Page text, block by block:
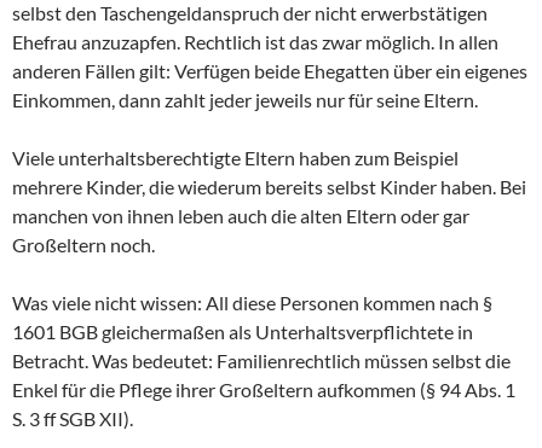
selbst den Taschengeldanspruch der nicht erwerbstätigen
Ehefrau anzuzapfen. Rechtlich ist das zwar möglich. In allen
anderen Fällen gilt: Verfügen beide Ehegatten über ein eigenes
Einkommen, dann zahlt jeder jeweils nur für seine Eltern.
Viele unterhaltsberechtigte Eltern haben zum Beispiel
mehrere Kinder, die wiederum bereits selbst Kinder haben. Bei
manchen von ihnen leben auch die alten Eltern oder gar
Großeltern noch.
Was viele nicht wissen: All diese Personen kommen nach §
1601 BGB gleichermaßen als Unterhaltsverpflichtete in
Betracht. Was bedeutet: Familienrechtlich müssen selbst die
Enkel für die Pflege ihrer Großeltern aufkommen (§ 94 Abs. 1
S. 3 ff SGB XII).